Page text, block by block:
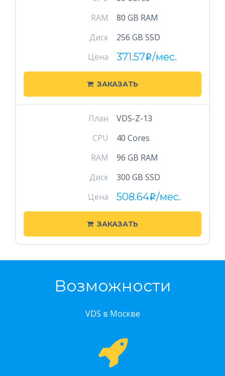
RAM
80 GB RAM
Диск
256 GB SSD
Цена
371.57i/мес.
ЗАКАЗАТЬ
План
VDS-Z-13
CPU
40 Cores
RAM
96 GB RAM
Диск
300 GB SSD
Цена
508.64i/мес.
ЗАКАЗАТЬ
Возможности
VDS в Москве